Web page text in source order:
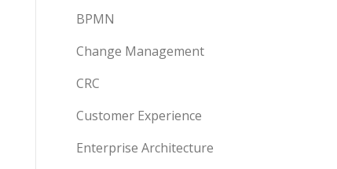
BPMN
Change Management
CRC
Customer Experience
Enterprise Architecture